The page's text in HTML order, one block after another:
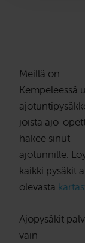
Meillä on
Kempeleessä
joista ajo-
hakee sinut
ajotunnille.
kaikki pysäkit
olevasta
Ajopysäkit
vain